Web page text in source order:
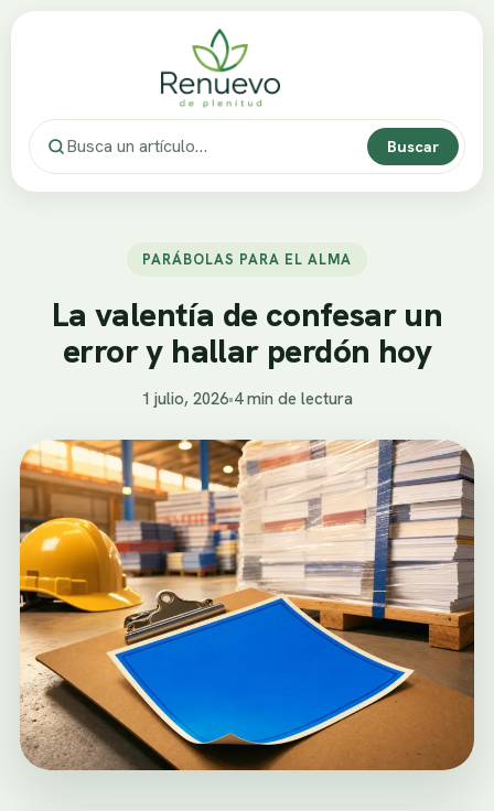
Buscar
PARÁBOLAS PARA EL ALMA
La valentía de confesar un
error y hallar perdón hoy
1 julio, 2026•4 min de lectura